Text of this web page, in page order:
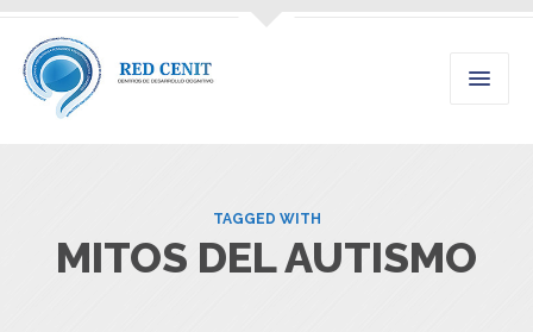
TAGGED WITH
MITOS DEL AUTISMO